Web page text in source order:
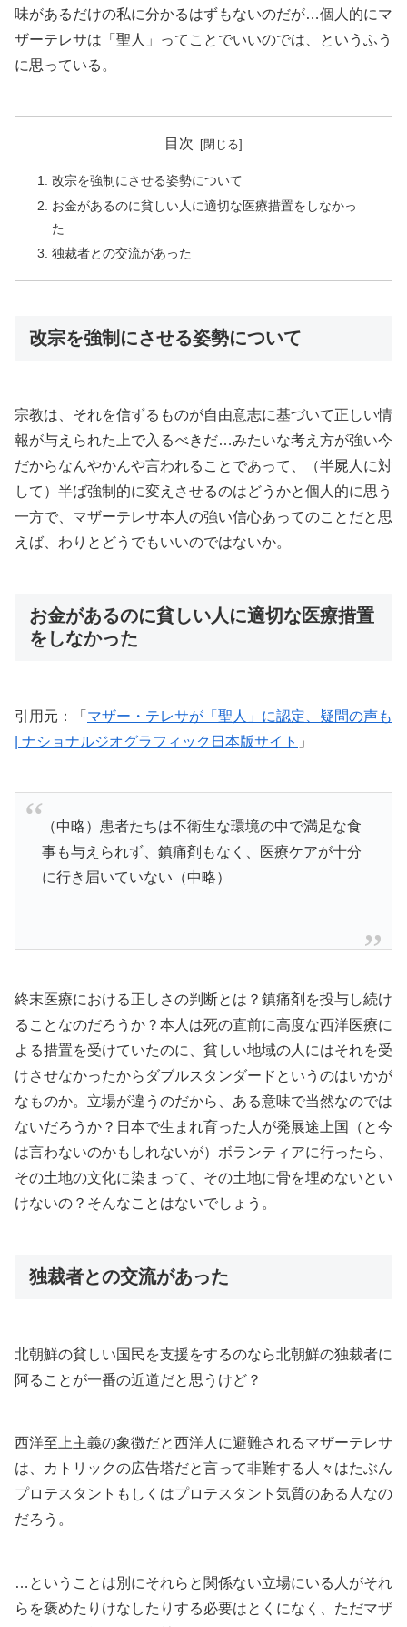
味があるだけの私に分かるはずもないのだが…個人的にマ
ザーテレサは「聖人」ってことでいいのでは、というふう
に思っている。
目次
改宗を強制にさせる姿勢について
お金があるのに貧しい人に適切な医療措置をしなかっ
た
独裁者との交流があった
改宗を強制にさせる姿勢について
宗教は、それを信ずるものが自由意志に基づいて正しい情
報が与えられた上で入るべきだ…みたいな考え方が強い今
だからなんやかんや言われることであって、（半屍人に対
して）半ば強制的に変えさせるのはどうかと個人的に思う
一方で、マザーテレサ本人の強い信心あってのことだと思
えば、わりとどうでもいいのではないか。
お金があるのに貧しい人に適切な医療措置
をしなかった
引用元：「 マザー・テレサが「聖人」に認定、疑問の声も
| ナショナルジオグラフィック日本版サイト 」
（中略）患者たちは不衛生な環境の中で満足な食
事も与えられず、鎮痛剤もなく、医療ケアが十分
に行き届いていない（中略）
終末医療における正しさの判断とは？鎮痛剤を投与し続け
ることなのだろうか？本人は死の直前に高度な西洋医療に
よる措置を受けていたのに、貧しい地域の人にはそれを受
けさせなかったからダブルスタンダードというのはいかが
なものか。立場が違うのだから、ある意味で当然なのでは
ないだろうか？日本で生まれ育った人が発展途上国（と今
は言わないのかもしれないが）ボランティアに行ったら、
その土地の文化に染まって、その土地に骨を埋めないとい
けないの？そんなことはないでしょう。
独裁者との交流があった
北朝鮮の貧しい国民を支援をするのなら北朝鮮の独裁者に
阿ることが一番の近道だと思うけど？
西洋至上主義の象徴だと西洋人に避難されるマザーテレサ
は、カトリックの広告塔だと言って非難する人々はたぶん
プロテスタントもしくはプロテスタント気質のある人なの
だろう。
…ということは別にそれらと関係ない立場にいる人がそれ
らを褒めたりけなしたりする必要はとくになく、ただマザ